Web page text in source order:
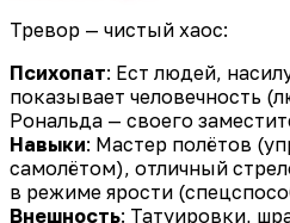
Тревор — чистый хаос:
Психопат: Ест людей,
показывает человечность
Рональда — своего
Навыки: Мастер полётов
самолётом), отличный
в режиме ярости
Внешность: Татуировки,